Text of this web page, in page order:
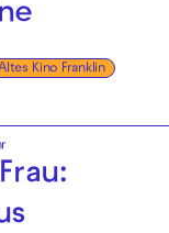
Kino Franklin